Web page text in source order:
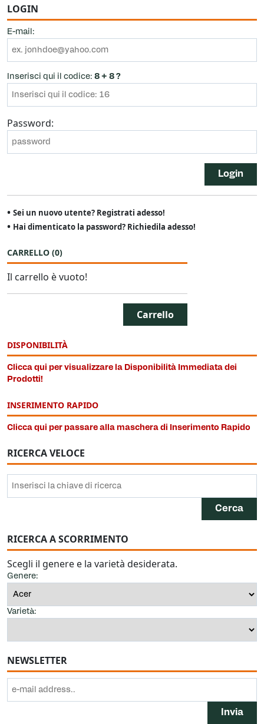
LOGIN
E-mail:
Inserisci qui il codice: 8 + 8 ?
Password:
Login
• Sei un nuovo utente? Registrati adesso!
• Hai dimenticato la password? Richiedila adesso!
CARRELLO (0)
Il carrello è vuoto!
Carrello
DISPONIBILITÀ
Clicca qui per visualizzare la Disponibilità Immediata dei
Prodotti!
INSERIMENTO RAPIDO
Clicca qui per passare alla maschera di Inserimento Rapido
RICERCA VELOCE
RICERCA A SCORRIMENTO
Scegli il genere e la varietà desiderata.
Genere:
Varietà:
NEWSLETTER